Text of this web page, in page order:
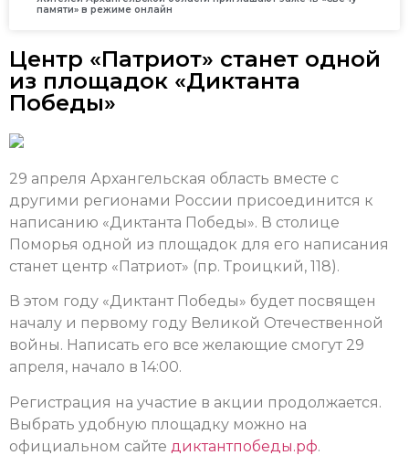
памяти» в режиме онлайн
Центр «Патриот» станет одной
из площадок «Диктанта
Победы»
29 апреля Архангельская область вместе с
другими регионами России присоединится к
написанию «Диктанта Победы». В столице
Поморья одной из площадок для его написания
станет центр «Патриот» (пр. Троицкий, 118).
В этом году «Диктант Победы» будет посвящен
началу и первому году Великой Отечественной
войны. Написать его все желающие смогут 29
апреля, начало в 14:00.
Регистрация на участие в акции продолжается.
Выбрать удобную площадку можно на
официальном сайте диктантпобеды.рф.